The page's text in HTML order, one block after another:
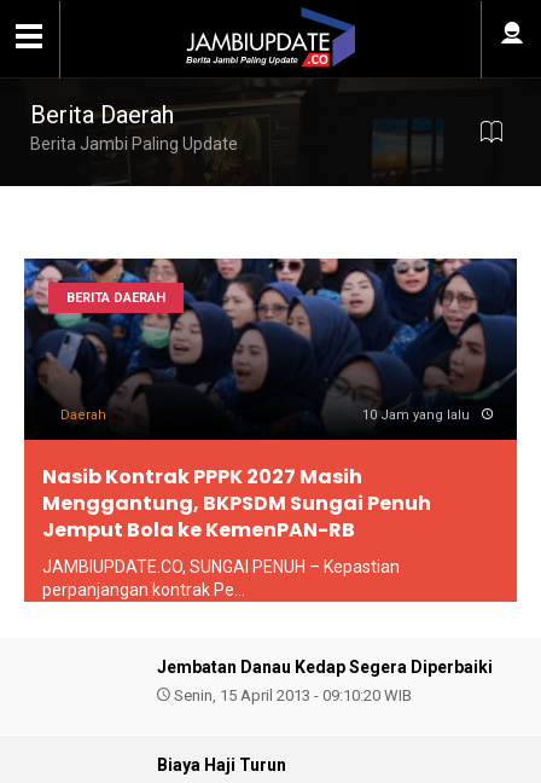
Berita Daerah
Berita Jambi Paling Update
BERITA DAERAH
Daerah 10 Jam yang lalu
Nasib Kontrak PPPK 2027 Masih
Menggantung, BKPSDM Sungai Penuh
Jemput Bola ke KemenPAN-RB
JAMBIUPDATE.CO, SUNGAI PENUH – Kepastian
perpanjangan kontrak Pe...
Jembatan Danau Kedap Segera Diperbaiki
Senin, 15 April 2013 - 09:10:20 WIB
Biaya Haji Turun